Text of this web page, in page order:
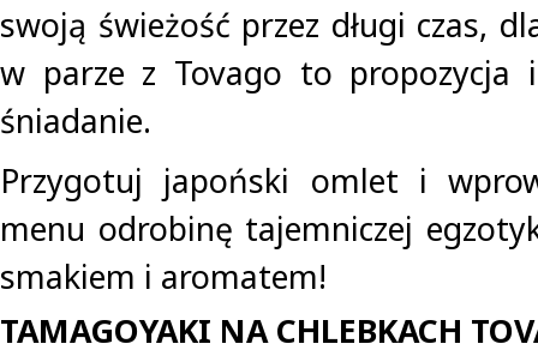
swoją świeżość przez długi czas,
w parze z Tovago to propozycja
śniadanie.
Przygotuj japoński omlet i
menu odrobinę tajemniczej
smakiem i aromatem!
TAMAGOYAKI NA CHLEBKACH